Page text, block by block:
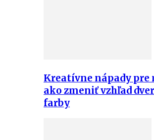
Kreatívne nápady pre
ako zmeniť vzhľad
farby